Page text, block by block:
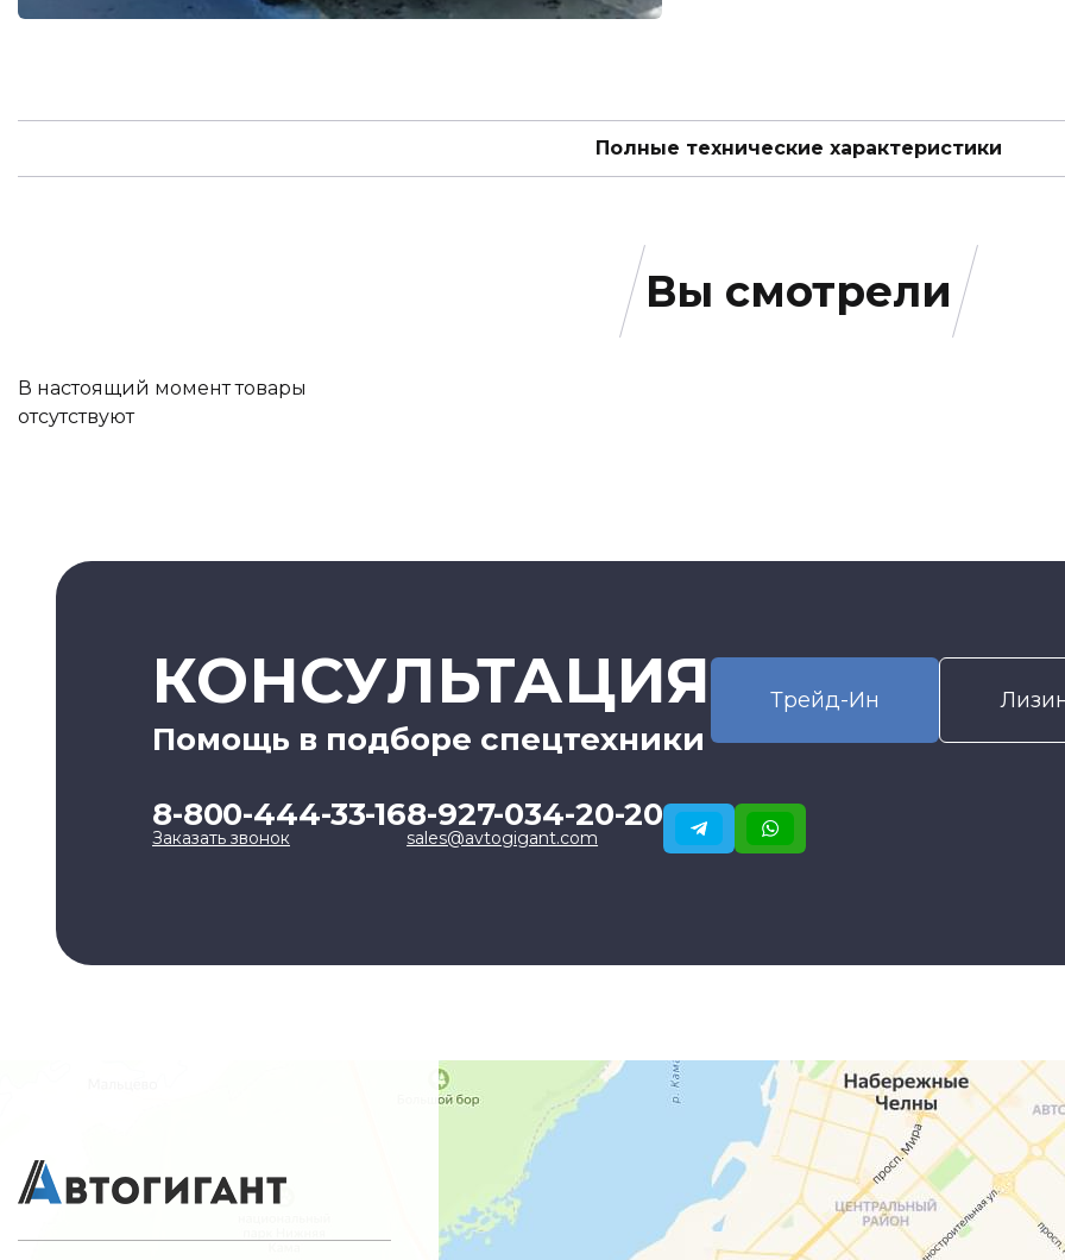
Полные технические характеристики
Вы смотрели
В настоящий момент товары
отсутствуют
КОНСУЛЬТАЦИЯ
Помощь в подборе спецтехники
Трейд-Ин
8-800-444-33-16
Заказать звонок
8-927-034-20-20
sales@avtogigant.com